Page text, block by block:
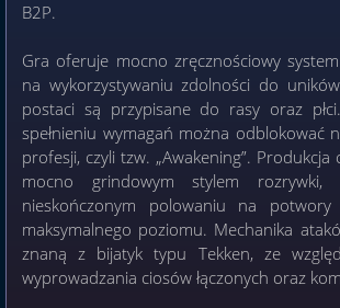
B2P.
Gra oferuje mocno zręcznościowy
na wykorzystywaniu zdolności do
postaci są przypisane do rasy oraz
spełnieniu wymagań można odblokować
profesji, czyli tzw. „Awakening”. Produkcja
mocno grindowym stylem rozrywki,
nieskończonym polowaniu na
maksymalnego poziomu. Mechanika
znaną z bijatyk typu Tekken, ze
wyprowadzania ciosów łączonych oraz